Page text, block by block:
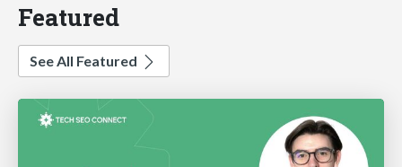
Featured
See All Featured